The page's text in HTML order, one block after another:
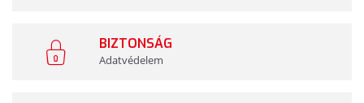
BIZTONSÁG
Adatvédelem